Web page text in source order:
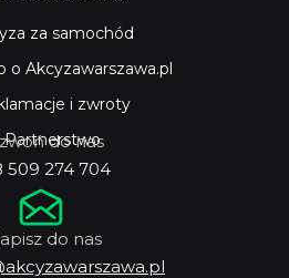
do nas
509 274 704
do nas
za samochód
o Akcyzawarszawa.pl
i zwroty
Partnerstwo